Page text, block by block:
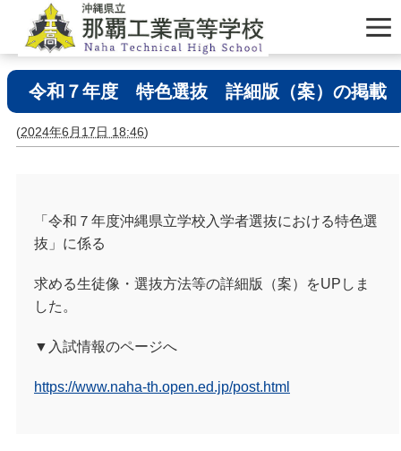
令和７年度 特色選抜 詳細版（案）の掲載
(2024年6月17日 18:46)
「令和７年度沖縄県立学校入学者選抜における特色選
抜」に係る
求める生徒像・選抜方法等の詳細版（案）をUPしま
した。
▼入試情報のページへ
https://www.naha-th.open.ed.jp/post.html